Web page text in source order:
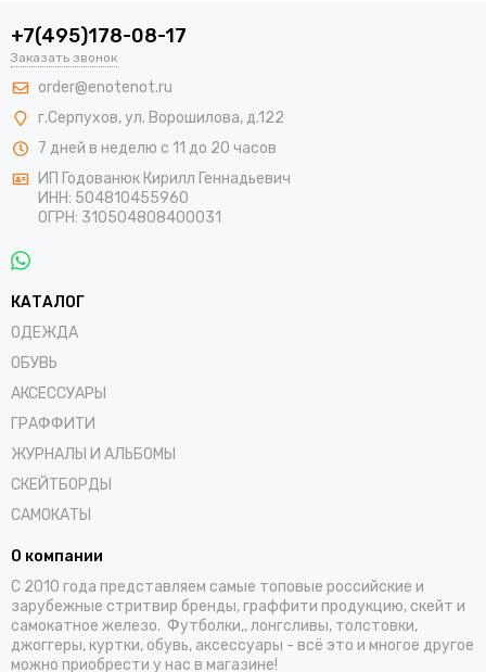
+7(495)178-08-17
Заказать звонок
order@enotenot.ru
г.Серпухов, ул. Ворошилова, д.122
7 дней в неделю с 11 до 20 часов
ИП Годованюк Кирилл Геннадьевич
ИНН: 504810455960
ОГРН: 310504808400031
КАТАЛОГ
ОДЕЖДА
ОБУВЬ
АКСЕССУАРЫ
ГРАФФИТИ
ЖУРНАЛЫ И АЛЬБОМЫ
СКЕЙТБОРДЫ
САМОКАТЫ
О компании
С 2010 года представляем самые топовые российские и
зарубежные стритвир бренды, граффити продукцию, скейт и
самокатное железо. Футболки,, лонгсливы, толстовки,
джоггеры, куртки, обувь, аксессуары - всё это и многое другое
можно приобрести у нас в магазине!